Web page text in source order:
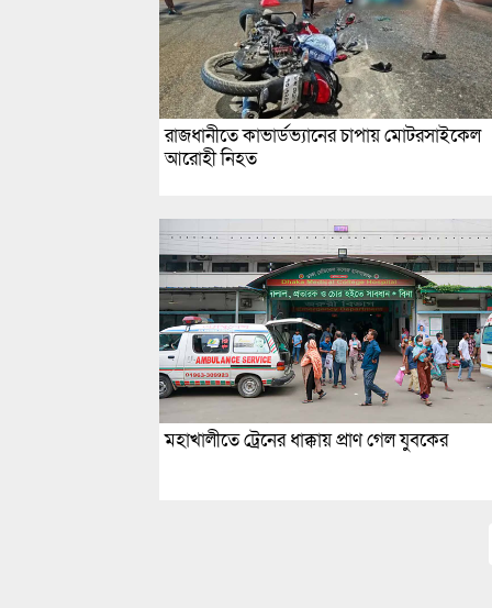
রাজধানীতে কাভার্ডভ্যানের চাপায় মোটরসাইকেল
আরোহী নিহত
মহাখালীতে ট্রেনের ধাক্কায় প্রাণ গেল যুবকের